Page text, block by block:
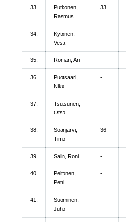
33.
Putkonen,
Rasmus
33
34.
Kytönen,
Vesa
-
35. Röman, Ari -
36.
Puotsaari,
Niko
-
37.
Tsutsunen,
Otso
-
38.
Soanjärvi,
Timo
36
39. Salin, Roni -
40.
Peltonen,
Petri
-
41.
Suominen,
Juho
-